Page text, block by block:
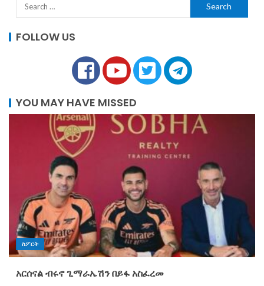
FOLLOW US
YOU MAY HAVE MISSED
ስፖርት
አርሰናል ብሩኖ ጊማራኤሽን በይፋ አስፈረመ